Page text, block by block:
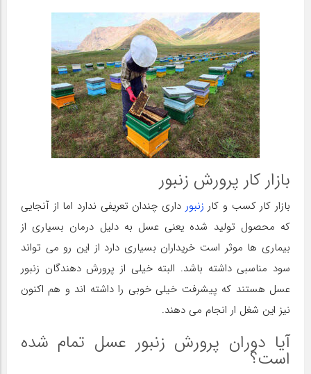
بازار کار پرورش زنبور
بازار کار کسب و کار زنبور داری چندان تعریفی ندارد اما از آنجایی
که محصول تولید شده یعنی عسل به دلیل درمان بسیاری از
بیماری ها موثر است خریداران بسیاری دارد از این رو می تواند
سود مناسبی داشته باشد. البته خیلی از پرورش دهندگان زنبور
عسل هستند که پیشرفت خیلی خوبی را داشته اند و هم اکنون
نیز این شغل ار انجام می دهند.
آیا دوران پرورش زنبور عسل تمام شده
است؟